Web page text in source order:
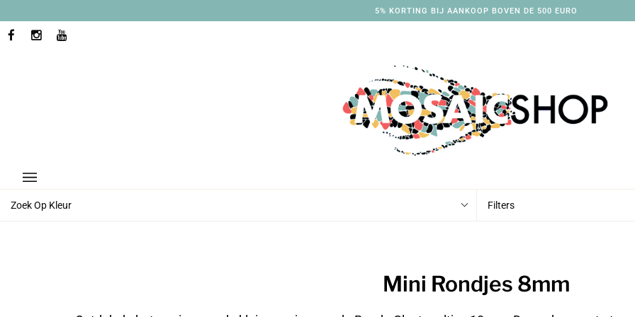
naar
inhoud
5% KORTING BIJ AANKOOP BOVEN DE 500 EURO
FACEBOOKINSTAGRAM
YOUTUBE
Zoek Op Kleur Filters
Mini Rondjes 8mm